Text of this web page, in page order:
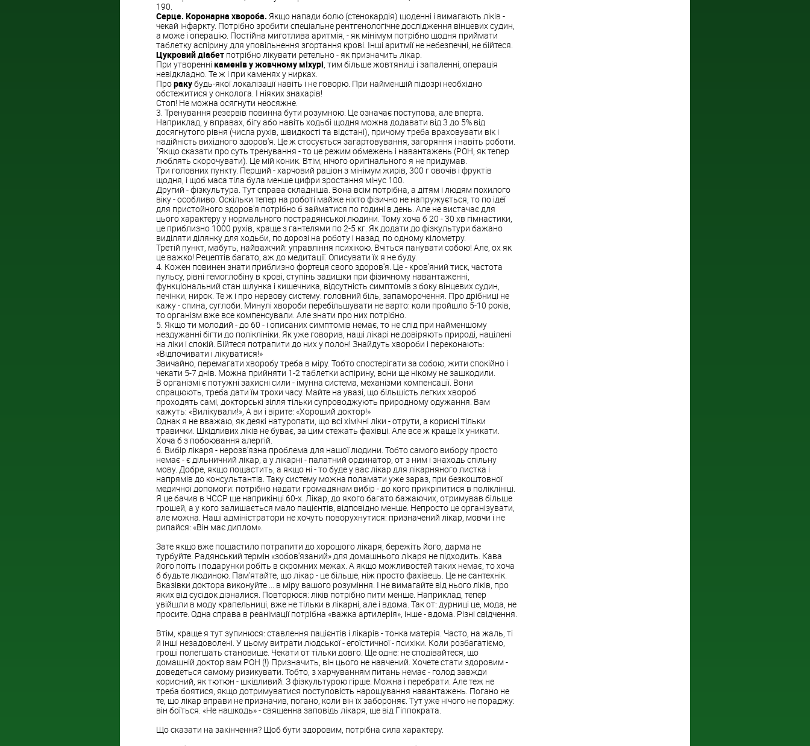
190.
Серце. Коронарна хвороба. Якщо напади болю (стенокардія) щоденні і вимагають ліків -
чекай інфаркту. Потрібно зробити спеціальне рентгенологічне дослідження вінцевих судин,
а може і операцію. Постійна миготлива аритмія, - як мінімум потрібно щодня приймати
таблетку аспірину для уповільнення згортання крові. Інші аритмії не небезпечні, не бійтеся.
Цукровий діабет потрібно лікувати ретельно - як призначить лікар.
При утворенні каменів у жовчному міхурі, тим більше жовтяниці і запаленні, операція
невідкладно. Те ж і при каменях у нирках.
Проракубудь-якої локалізації навіть і не говорю. При найменшій підозрі необхідно
обстежитися у онколога. І ніяких знахарів!
Стоп! Не можна осягнути неосяжне.
3. Тренування резервів повинна бути розумною. Це означає поступова, але вперта.
Наприклад, у вправах, бігу або навіть ходьбі щодня можна додавати від 3 до 5% від
досягнутого рівня (числа рухів, швидкості та відстані), причому треба враховувати вік і
надійність вихідного здоров'я. Це ж стосується загартовування, загоряння і навіть роботи.
"Якщо сказати про суть тренування - то це режим обмежень і навантажень (РОН, як тепер
люблять скорочувати). Це мій коник. Втім, нічого оригінального я не придумав.
Три головних пункту. Перший - харчовий раціон з мінімум жирів, 300 г овочів і фруктів
щодня, і щоб маса тіла була менше цифри зростання мінус 100.
Другий - фізкультура. Тут справа складніша. Вона всім потрібна, а дітям і людям похилого
віку - особливо. Оскільки тепер на роботі майже ніхто фізично не напружується, то по ідеї
для пристойного здоров'я потрібно б займатися по годині в день. Але не вистачає для
цього характеру у нормального пострадянської людини. Тому хоча б 20 - 30 хв гімнастики,
це приблизно 1000 рухів, краще з гантелями по 2-5 кг. Як додати до фізкультури бажано
виділяти ділянку для ходьби, по дорозі на роботу і назад, по одному кілометру.
Третій пункт, мабуть, найважчий: управління психікою. Вчіться панувати собою! Але, ох як
це важко! Рецептів багато, аж до медитації. Описувати їх я не буду.
4. Кожен повинен знати приблизно фортеця свого здоров'я. Це - кров'яний тиск, частота
пульсу, рівні гемоглобіну в крові, ступінь задишки при фізичному навантаженні,
функціональний стан шлунка і кишечника, відсутність симптомів з боку вінцевих судин,
печінки, нирок. Те ж і про нервову систему: головний біль, запаморочення. Про дрібниці не
кажу - спина, суглоби. Минулі хвороби перебільшувати не варто: коли пройшло 5-10 років,
то організм вже все компенсували. Але знати про них потрібно.
5. Якщо ти молодий - до 60 - і описаних симптомів немає, то не слід при найменшому
нездужанні бігти до поліклініки. Як уже говорив, наші лікарі не довіряють природі, націлені
на ліки і спокій. Бійтеся потрапити до них у полон! Знайдуть хвороби і переконають:
«Відпочивати і лікуватися!»
Звичайно, перемагати хворобу треба в міру. Тобто спостерігати за собою, жити спокійно і
чекати 5-7 днів. Можна прийняти 1-2 таблетки аспірину, вони ще нікому не зашкодили.
В організмі є потужні захисні сили - імунна система, механізми компенсації. Вони
спрацюють, треба дати їм трохи часу. Майте на увазі, що більшість легких хвороб
проходять самі, докторські зілля тільки супроводжують природному одужання. Вам
кажуть: «Вилікували!», А ви і вірите: «Хороший доктор!»
Однак я не вважаю, як деякі натуропати, що всі хімічні ліки - отрути, а корисні тільки
травички. Шкідливих ліків не буває, за цим стежать фахівці. Але все ж краще їх уникати.
Хоча б з побоювання алергій.
6. Вибір лікаря - нерозв'язна проблема для нашої людини. Тобто самого вибору просто
немає - є дільничний лікар, а у лікарні - палатний ординатор, от з ним і знаходь спільну
мову. Добре, якщо пощастить, а якщо ні - то буде у вас лікар для лікарняного листка і
напрямів до консультантів. Таку систему можна поламати уже зараз, при безкоштовної
медичної допомоги: потрібно надати громадянам вибір - до кого прикріпитися в поліклініці.
Я це бачив в ЧССР ще наприкінці 60-х. Лікар, до якого багато бажаючих, отримував більше
грошей, а у кого залишається мало пацієнтів, відповідно менше. Непросто це організувати,
але можна. Наші адміністратори не хочуть поворухнутися: призначений лікар, мовчи і не
рипайся: «Він має диплом».
Зате якщо вже пощастило потрапити до хорошого лікаря, бережіть його, дарма не
турбуйте. Радянський термін «зобов'язаний» для домашнього лікаря не підходить. Кава
його поїть і подарунки робіть в скромних межах. А якщо можливостей таких немає, то хоча
б будьте людиною. Пам'ятайте, що лікар - це більше, ніж просто фахівець. Це не сантехнік.
Вказівки доктора виконуйте ... в міру вашого розуміння. І не вимагайте від нього ліків, про
яких від сусідок дізналися. Повторюся: ліків потрібно пити менше. Наприклад, тепер
увійшли в моду крапельниці, вже не тільки в лікарні, але і вдома. Так от: дурниці це, мода, не
просите. Одна справа в реанімації потрібна «важка артилерія», інше - вдома. Різні свідчення.
Втім, краще я тут зупинюся: ставлення пацієнтів і лікарів - тонка матерія. Часто, на жаль, ті
й інші незадоволені. У цьому витрати людської - егоїстичної - психіки. Коли розбагатіємо,
гроші полегшать становище. Чекати от тільки довго. Ще одне: не сподівайтеся, що
домашній доктор вам РОН (!) Призначить, він цього не навчений. Хочете стати здоровим -
доведеться самому ризикувати. Тобто, з харчуванням питань немає - голод завжди
корисний, як тютюн - шкідливий. З фізкультурою гірше. Можна і перебрати. Але теж не
треба боятися, якщо дотримуватися поступовість нарощування навантажень. Погано не
те, що лікар вправи не призначив, погано, коли він їх забороняє. Тут уже нічого не пораджу:
він боїться. «Не нашкодь» - священна заповідь лікаря, ще від Гіппократа.
Що сказати на закінчення? Щоб бути здоровим, потрібна сила характеру.